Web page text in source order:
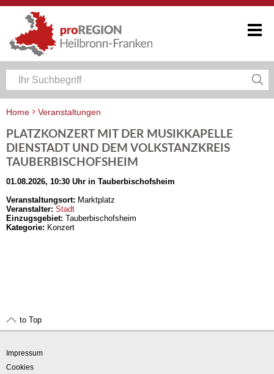
Home
Veranstaltungen
PLATZKONZERT MIT DER MUSIKKAPELLE
DIENSTADT UND DEM VOLKSTANZKREIS
TAUBERBISCHOFSHEIM
01.08.2026, 10:30 Uhr in Tauberbischofsheim
Veranstaltungsort: Marktplatz
Veranstalter: Stadt
Einzugsgebiet: Tauberbischofsheim
Kategorie: Konzert
to Top
Impressum
Cookies